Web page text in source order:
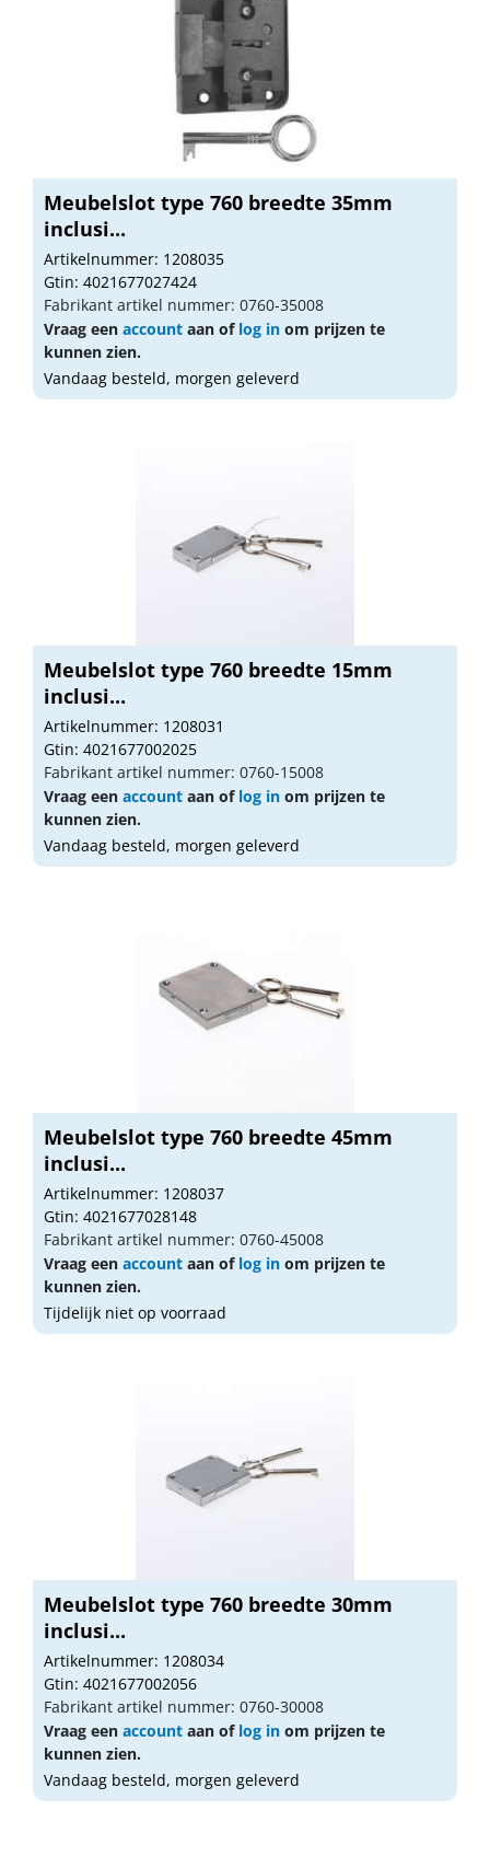
Meubelslot type 760 breedte 35mm
inclusi...
Artikelnummer: 1208035
Gtin: 4021677027424
Fabrikant artikel nummer: 0760-35008
Vraag een account aan of log in om prijzen te
kunnen zien.
Vandaag besteld, morgen geleverd
Meubelslot type 760 breedte 15mm
inclusi...
Artikelnummer: 1208031
Gtin: 4021677002025
Fabrikant artikel nummer: 0760-15008
Vraag een account aan of log in om prijzen te
kunnen zien.
Vandaag besteld, morgen geleverd
Meubelslot type 760 breedte 45mm
inclusi...
Artikelnummer: 1208037
Gtin: 4021677028148
Fabrikant artikel nummer: 0760-45008
Vraag een account aan of log in om prijzen te
kunnen zien.
Tijdelijk niet op voorraad
Meubelslot type 760 breedte 30mm
inclusi...
Artikelnummer: 1208034
Gtin: 4021677002056
Fabrikant artikel nummer: 0760-30008
Vraag een account aan of log in om prijzen te
kunnen zien.
Vandaag besteld, morgen geleverd